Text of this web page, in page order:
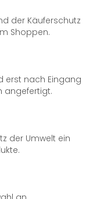
der Käuferschutz
Shoppen.
erst nach Eingang
angefertigt.
der Umwelt ein